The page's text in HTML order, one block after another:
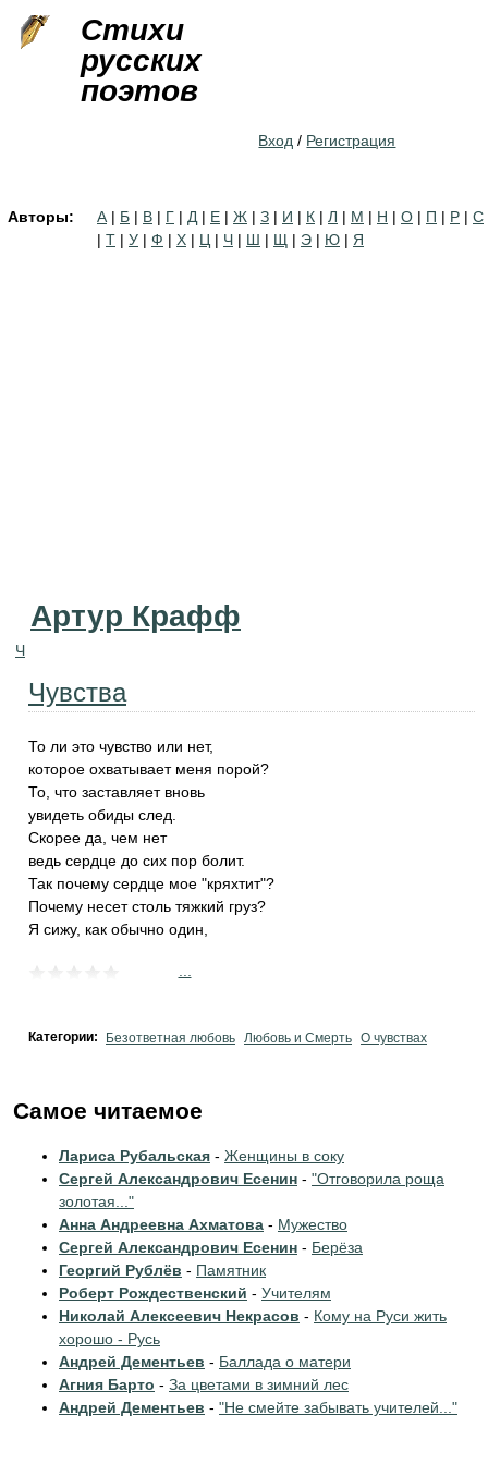
Стихи
русских
поэтов
Вход / Регистрация
Авторы: А | Б | В | Г | Д | Е | Ж | З | И | К | Л | М | Н | О | П | Р | С
| Т | У | Ф | Х | Ц | Ч | Ш | Щ | Э | Ю | Я
Артур Крафф
Ч
Чувства
То ли это чувство или нет,
которое охватывает меня порой?
То, что заставляет вновь
увидеть обиды след.
Скорее да, чем нет
ведь сердце до сих пор болит.
Так почему сердце мое "кряхтит"?
Почему несет столь тяжкий груз?
Я сижу, как обычно один,
Категории: Безответная любовь Любовь и Смерть О чувствах
Самое читаемое
Лариса Рубальская - Женщины в соку
Сергей Александрович Есенин - "Отговорила роща
золотая..."
Анна Андреевна Ахматова - Мужество
Сергей Александрович Есенин - Берёза
Георгий Рублёв - Памятник
Роберт Рождественский - Учителям
Николай Алексеевич Некрасов - Кому на Руси жить
хорошо - Русь
Андрей Дементьев - Баллада о матери
Агния Барто - За цветами в зимний лес
Андрей Дементьев - "Не смейте забывать учителей..."